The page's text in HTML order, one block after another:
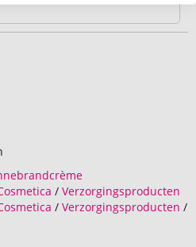
/ Verzorgingsproducten
/ Verzorgingsproducten /